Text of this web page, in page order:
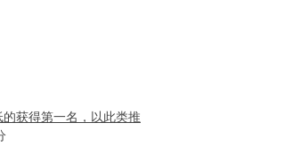
获得第一名，以此类推